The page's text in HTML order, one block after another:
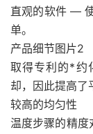
直观的软件 —
单。
产品细节图片2
取得专利的*约
却，因此提高了
较高的均匀性
温度步骤的精